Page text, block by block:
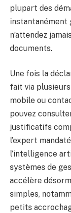
plupart des
instantanément
n’attendez
documents.
Une fois la
fait via
mobile ou
pouvez
justificatifs
l’expert
l’intelligence
systèmes de
accélère
simples,
petits